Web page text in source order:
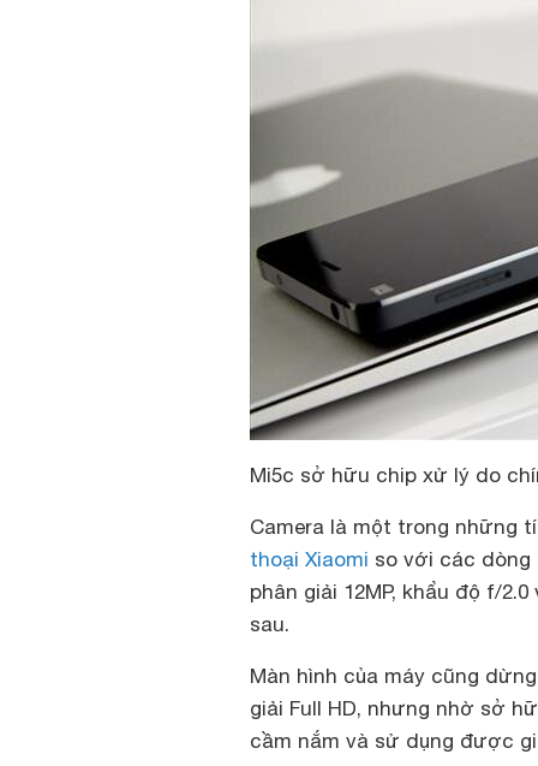
Mi5c sở hữu chip xử lý do
Camera là một trong những
thoại Xiaomi so với các dòng
phân giải 12MP, khẩu độ f/
sau.
Màn hình của máy cũng
giải Full HD, nhưng nhờ sở
cầm nắm và sử dụng được